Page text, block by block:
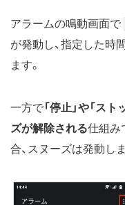
アラームの鳴動画面で
が発動し、指定した時
ます。
一方で「停止」や「ス
ズが解除される仕組み
合、スヌーズは発動しま